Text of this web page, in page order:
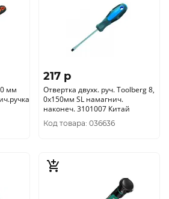
мм
217 p
Отвертка двухк. руч. Toolberg 8,
0х150мм SL намагнич.
наконеч. 3101007 Китай
Код товара: 036636